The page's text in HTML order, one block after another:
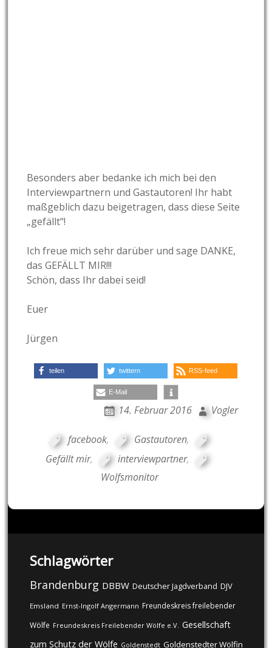
Besonders aber bedanke ich mich bei den
Interviewpartnern und Gastautoren! Ihr habt
maßgeblich dazu beigetragen, dass diese Seite
„gefällt“!
Ich freue mich sehr darüber und sage DANKE,
das GEFÄLLT MIR!!!
Schön, dass Ihr dabei seid!
Euer
Jürgen
teilen twittern RSS-feed
E-Mail
14. Februar 2016 Vogler
facebook, Gastautoren,
Gefällt mir, interviewpartner,
Wolfsmonitor
Schlagwörter
Brandenburg DBBW Deutscher Jagdverband DJV
Emsland Ernst-Ingolf Angermann Freundeskreis freilebender
Wölfe Freundeskreis Freilebender Wölfe e.V. Gesellschaft
zum Schutz der Wölfe Goldenstedt Goldenstedter Wölfin